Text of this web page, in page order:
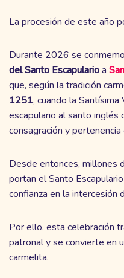
La procesión de este año
Durante 2026 se
del Santo Escapularioa
que, según la tradición
1251, cuando la
escapulario al santo inglés
consagración y pertenencia
Desde entonces, millones
portan el Santo
confianza en la intercesión
Por ello, esta celebración
patronal y se convierte en
carmelita.